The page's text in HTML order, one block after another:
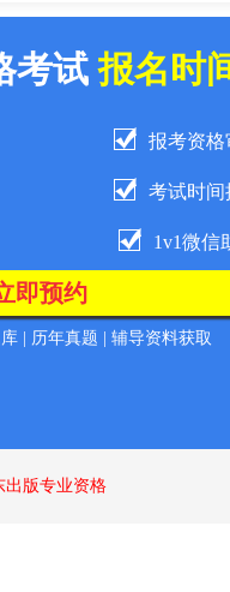
考试报名时
报考资格
考试时间
1v1微信
| 历年真题 | 辅导资料获取
出版专业资格